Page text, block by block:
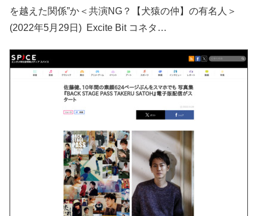
を越えた関係”か＜共演NG？【犬猿の仲】の有名人＞
(2022年5月29日) Excite Bit コネタ…